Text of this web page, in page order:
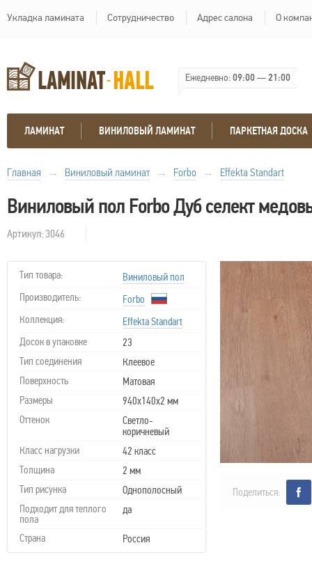
Укладка ламината Сотрудничество Адрес салона О
Ежедневно:09:00—21:00
ЛАМИНАТ ВИНИЛОВЫЙ ЛАМИНАТ ПАРКЕТНАЯ ДОСКА
Главная → Виниловый ламинат → Forbo → Effekta Standart
Виниловый пол Forbo Дуб селект
Артикул: 3046
Тип товара:
Виниловый пол
Производитель:
Forbo
Коллекция:
Effekta Standart
Досок в упаковке
23
Тип соединения
Клеевое
Поверхность
Матовая
Размеры
940х140х2 мм
Оттенок
Светло-
коричневый
Класс нагрузки
42 класс
Толщина
2 мм
Тип рисунка
Однополосный
Подходит для теплого
пола
да
Страна Россия
Поделиться: